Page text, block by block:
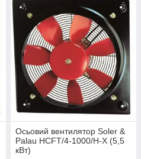
Осьовий вентилятор Soler &
Palau HCFT/4-1000/H-X (5,5
кВт)